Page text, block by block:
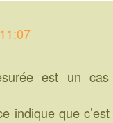
est un
indique que